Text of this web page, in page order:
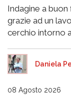
Indagine a
grazie ad un
cerchio intorno
Daniela
08 Agosto 2026